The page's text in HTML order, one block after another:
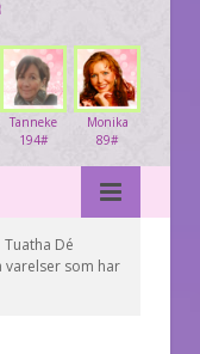
Monika
89#
Tanneke
194#
Tuatha Dé
varelser som har